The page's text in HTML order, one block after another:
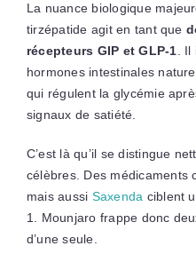
La nuance biologique
tirzépatide agit en tant que
récepteurs GIP et GLP-1. Il
hormones intestinales
qui régulent la glycémie
signaux de satiété.
C’est là qu’il se distingue
célèbres. Des médicaments
mais aussi Saxenda ciblent
1. Mounjaro frappe donc
d’une seule.